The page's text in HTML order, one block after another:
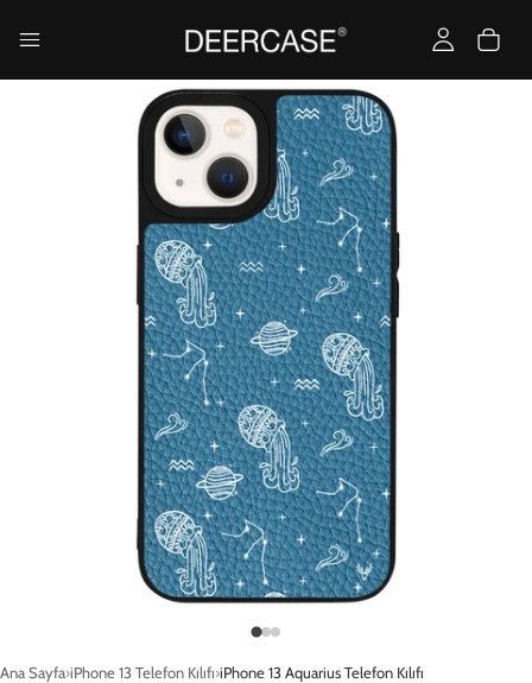
Ana Sayfa iPhone 13 Telefon Kılıfı iPhone 13 Aquarius Telefon Kılıfı